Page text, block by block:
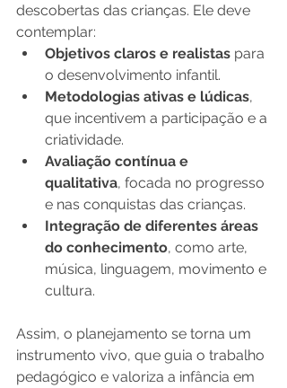
descobertas das crianças. Ele deve
contemplar:
Objetivos claros e realistas para
o desenvolvimento infantil.
Metodologias ativas e lúdicas,
que incentivem a participação e a
criatividade.
Avaliação contínua e
qualitativa, focada no progresso
e nas conquistas das crianças.
Integração de diferentes áreas
do conhecimento, como arte,
música, linguagem, movimento e
cultura.
Assim, o planejamento se torna um
instrumento vivo, que guia o trabalho
pedagógico e valoriza a infância em